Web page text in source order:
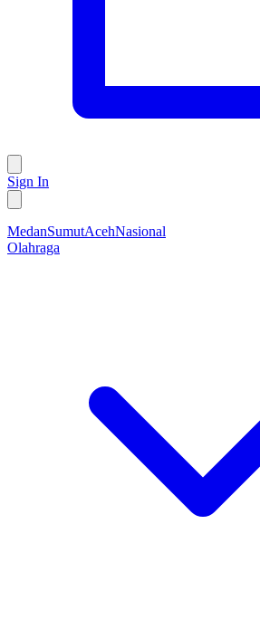
Sign In
MedanSumutAcehNasional
Olahraga